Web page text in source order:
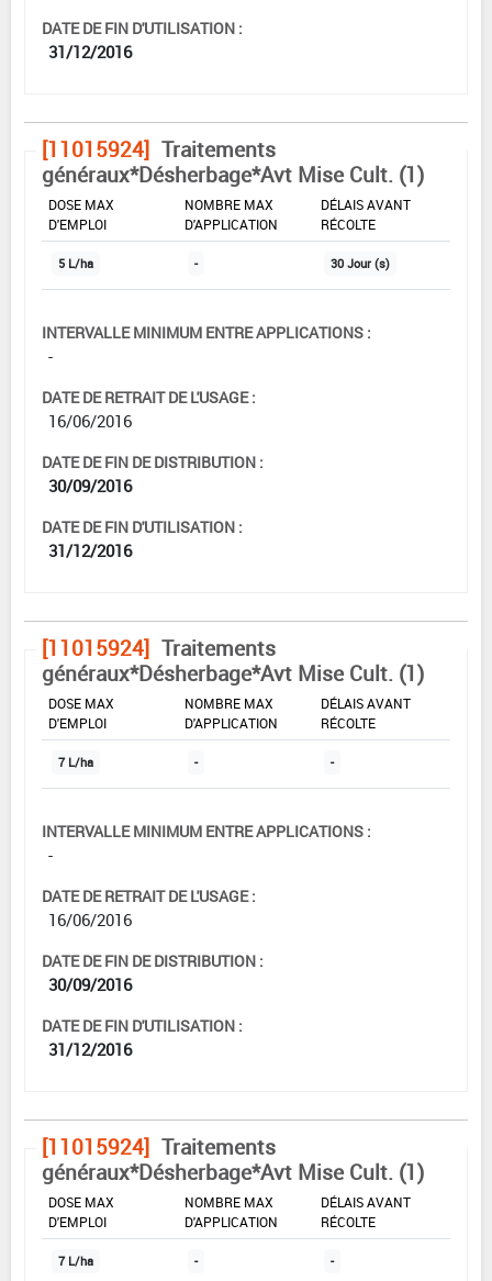
DATE DE FIN D'UTILISATION :
31/12/2016
[11015924] Traitements
généraux*Désherbage*Avt Mise Cult. (1)
DOSE MAX
D'EMPLOI
NOMBRE MAX
D'APPLICATION
DÉLAIS AVANT
RÉCOLTE
5 L/ha - 30 Jour (s)
INTERVALLE MINIMUM ENTRE APPLICATIONS :
-
DATE DE RETRAIT DE L'USAGE :
16/06/2016
DATE DE FIN DE DISTRIBUTION :
30/09/2016
DATE DE FIN D'UTILISATION :
31/12/2016
[11015924] Traitements
généraux*Désherbage*Avt Mise Cult. (1)
DOSE MAX
D'EMPLOI
NOMBRE MAX
D'APPLICATION
DÉLAIS AVANT
RÉCOLTE
7 L/ha - -
INTERVALLE MINIMUM ENTRE APPLICATIONS :
-
DATE DE RETRAIT DE L'USAGE :
16/06/2016
DATE DE FIN DE DISTRIBUTION :
30/09/2016
DATE DE FIN D'UTILISATION :
31/12/2016
[11015924] Traitements
généraux*Désherbage*Avt Mise Cult. (1)
DOSE MAX
D'EMPLOI
NOMBRE MAX
D'APPLICATION
DÉLAIS AVANT
RÉCOLTE
7 L/ha - -